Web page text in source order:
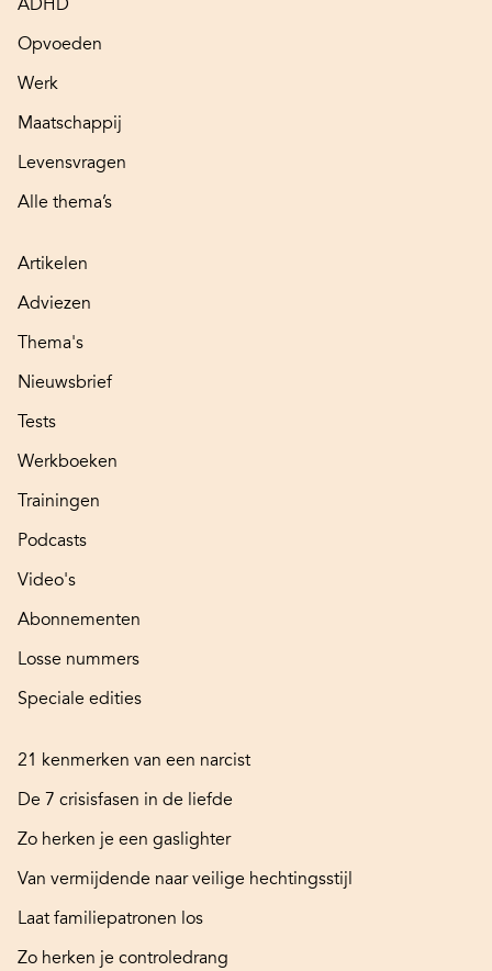
ADHD
Opvoeden
Werk
Maatschappij
Levensvragen
Alle thema’s
Artikelen
Adviezen
Thema's
Nieuwsbrief
Tests
Werkboeken
Trainingen
Podcasts
Video's
Abonnementen
Losse nummers
Speciale edities
21 kenmerken van een narcist
De 7 crisisfasen in de liefde
Zo herken je een gaslighter
Van vermijdende naar veilige hechtingsstijl
Laat familiepatronen los
Zo herken je controledrang